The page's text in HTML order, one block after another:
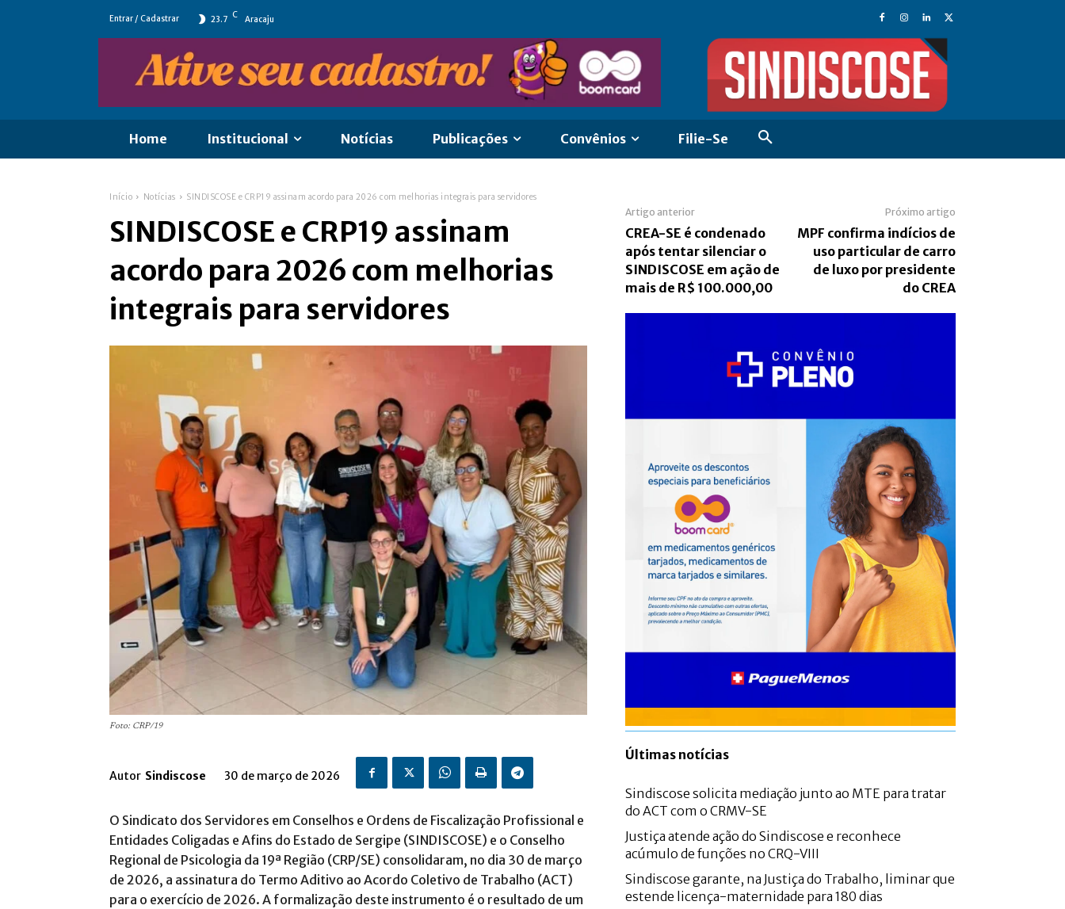
Entrar / Cadastrar 23.7 C Aracaju
Home Institucional Notícias Publicações Convênios Filie-Se
Início Notícias SINDISCOSE e CRP19 assinam acordo para 2026 com melhorias integrais para servidores
SINDISCOSE e CRP19 assinam
acordo para 2026 com melhorias
integrais para servidores
Foto: CRP/19
Autor Sindiscose 30 de março de 2026
O Sindicato dos Servidores em Conselhos e Ordens de Fiscalização Profissional e
Entidades Coligadas e Afins do Estado de Sergipe (SINDISCOSE) e o Conselho
Regional de Psicologia da 19ª Região (CRP/SE) consolidaram, no dia 30 de março
de 2026, a assinatura do Termo Aditivo ao Acordo Coletivo de Trabalho (ACT)
para o exercício de 2026. A formalização deste instrumento é o resultado de um
Artigo anterior
CREA-SE é condenado
após tentar silenciar o
SINDISCOSE em ação de
mais de R$ 100.000,00
Próximo artigo
MPF confirma indícios de
uso particular de carro
de luxo por presidente
do CREA
Últimas notícias
Sindiscose solicita mediação junto ao MTE para tratar
do ACT com o CRMV-SE
Justiça atende ação do Sindiscose e reconhece
acúmulo de funções no CRQ-VIII
Sindiscose garante, na Justiça do Trabalho, liminar que
estende licença-maternidade para 180 dias